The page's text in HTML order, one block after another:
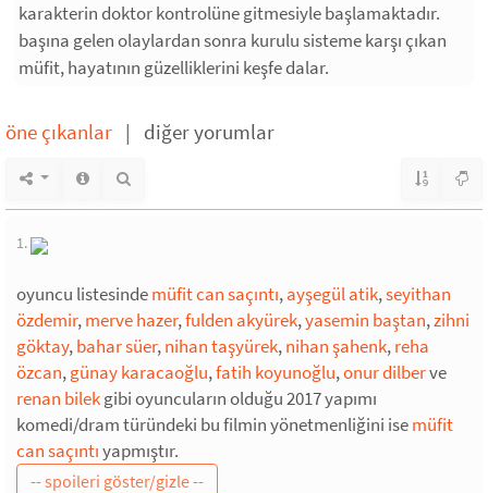
karakterin doktor kontrolüne gitmesiyle başlamaktadır.
başına gelen olaylardan sonra kurulu sisteme karşı çıkan
müfit, hayatının güzelliklerini keşfe dalar.
öne çıkanlar | diğer yorumlar
1.
oyuncu listesindemüfit can saçıntı,ayşegül atik,seyithan
özdemir,merve hazer,fulden akyürek,yasemin baştan,zihni
göktay,bahar süer,nihan taşyürek,nihan şahenk,reha
özcan,günay karacaoğlu,fatih koyunoğlu,onur dilberve
renan bilekgibi oyuncuların olduğu 2017 yapımı
komedi/dram türündeki bu filmin yönetmenliğini isemüfit
can saçıntıyapmıştır.